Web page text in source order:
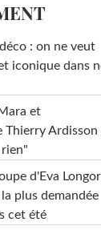
: on ne veut
iconique dans
et
Thierry Ardisson
d'Eva
plus demandée
cet été